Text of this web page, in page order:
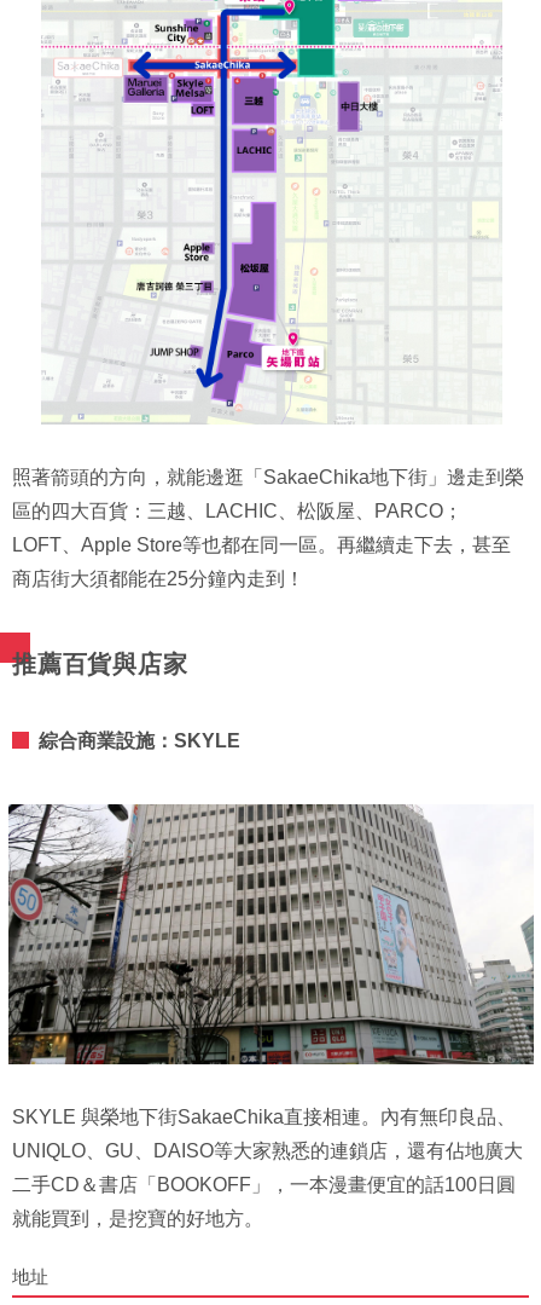
照著箭頭的方向，就能邊逛「SakaeChika地下街」邊走到榮
區的四大百貨：三越、LACHIC、松阪屋、PARCO；
LOFT、Apple Store等也都在同一區。再繼續走下去，甚至
商店街大須都能在25分鐘內走到！
推薦百貨與店家
綜合商業設施：SKYLE
SKYLE 與榮地下街SakaeChika直接相連。內有無印良品、
UNIQLO、GU、DAISO等大家熟悉的連鎖店，還有佔地廣大
二手CD＆書店「BOOKOFF」，一本漫畫便宜的話100日圓
就能買到，是挖寶的好地方。
地址